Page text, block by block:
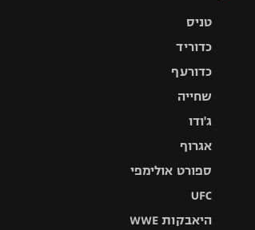
טניס
כדוריד
כדורעף
שחייה
ג'ודו
אגרוף
ספורט אולימפי
UFC
היאבקות WWE